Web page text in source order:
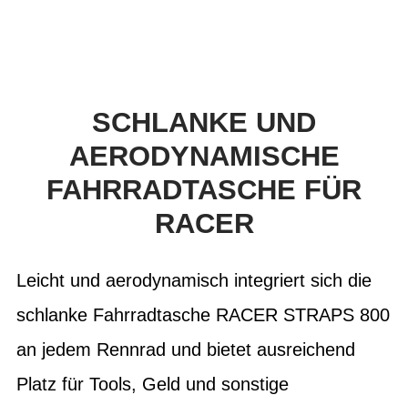
SCHLANKE UND
AERODYNAMISCHE
FAHRRADTASCHE FÜR
RACER
Leicht und aerodynamisch integriert sich die
schlanke Fahrradtasche RACER STRAPS 800
an jedem Rennrad und bietet ausreichend
Platz für Tools, Geld und sonstige